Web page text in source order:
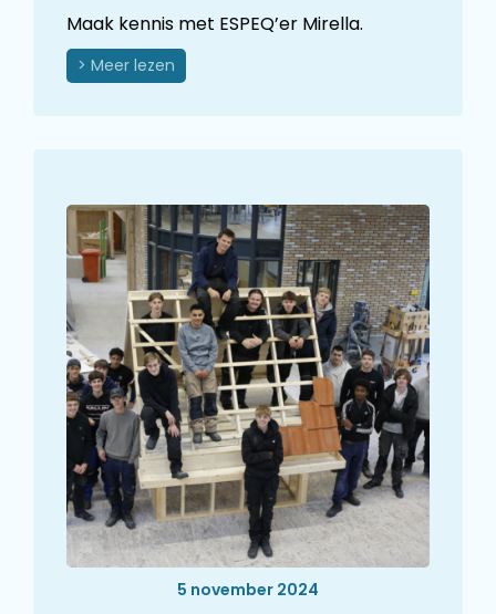
Maak kennis met ESPEQ’er Mirella.
> Meer lezen
5 november 2024